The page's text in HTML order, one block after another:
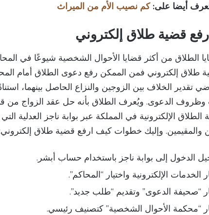
أيضا على: كم نصيب الأم من الميراث
قضية طلاق إلكتروني​
الطلاق من أكثر قضايا الأحوال الشخصية شيوعًا في
طلاق إلكتروني فمن الممكن رفع دعوى الطلاق أمام
تقدير الخلاف بين الزوجين والنزاع الحاصل بينهما،
وظروف الدعوى. ويُعرف الطلاق بأنه حل عقد الزواج من
الإلكترونية في المملكة عبر بوابة ناجز العدلية
والمقيمين. وإليك خطوات كيف ارفع قضية طلاق
الدخول إلى بوابة ناجز باستخدام حساب أبشر.
الخدمات الإلكترونية واختيار “المحاكم”.
“صحيفة الدعوى” وتقديم “طلب جديد”.
“محكمة الأحوال الشخصية” كتصنيف رئيسي.